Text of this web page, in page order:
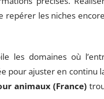
repérer les niches
les domaines où
pour ajuster en continu
animaux (France)